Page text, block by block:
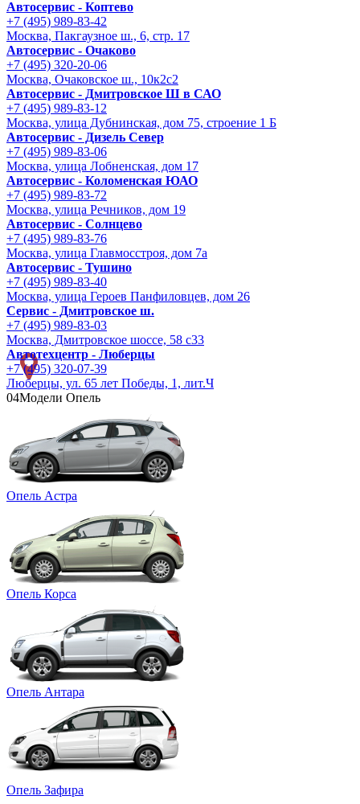
Автосервис - Коптево
+7 (495) 989-83-42
Москва, Пакгаузное ш., 6, стр. 17
Автосервис - Очаково
+7 (495) 320-20-06
Москва, Очаковское ш., 10к2с2
Автосервис - Дмитровское Ш в САО
+7 (495) 989-83-12
Москва, улица Дубнинская, дом 75, строение 1 Б
Автосервис - Дизель Север
+7 (495) 989-83-06
Москва, улица Лобненская, дом 17
Автосервис - Коломенская ЮАО
+7 (495) 989-83-72
Москва, улица Речников, дом 19
Автосервис - Солнцево
+7 (495) 989-83-76
Москва, улица Главмосстроя, дом 7а
Автосервис - Тушино
+7 (495) 989-83-40
Москва, улица Героев Панфиловцев, дом 26
Сервис - Дмитровское ш.
+7 (495) 989-83-03
Москва, Дмитровское шоссе, 58 с33
Автотехцентр - Люберцы
+7 (495) 320-07-39
Люберцы, ул. 65 лет Победы, 1, лит.Ч
04Модели Опель
Опель Астра
Опель Корса
Опель Антара
Опель Зафира